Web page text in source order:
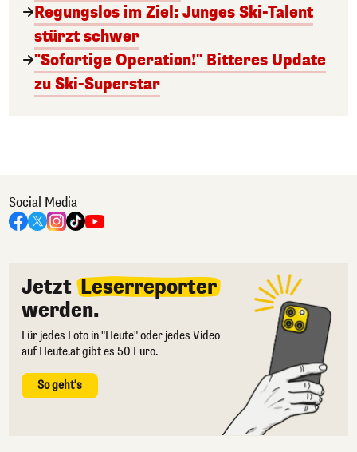
Regungslos im Ziel: Junges Ski-Talent
stürzt schwer
"Sofortige Operation!" Bitteres Update
zu Ski-Superstar
Social Media
Jetzt Leserreporter
werden.
Für jedes Foto in "Heute" oder jedes Video
auf Heute.at gibt es 50 Euro.
So geht's